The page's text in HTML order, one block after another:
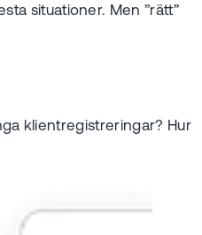
situationer. Men ”rätt”
klientregistreringar? Hur